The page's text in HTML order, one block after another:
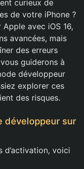
curieux de
de votre iPhone ?
avec iOS 16,
avancées, mais
des erreurs
guiderons à
développeur
explorer ces
des risques.
développeur sur
d’activation, voici